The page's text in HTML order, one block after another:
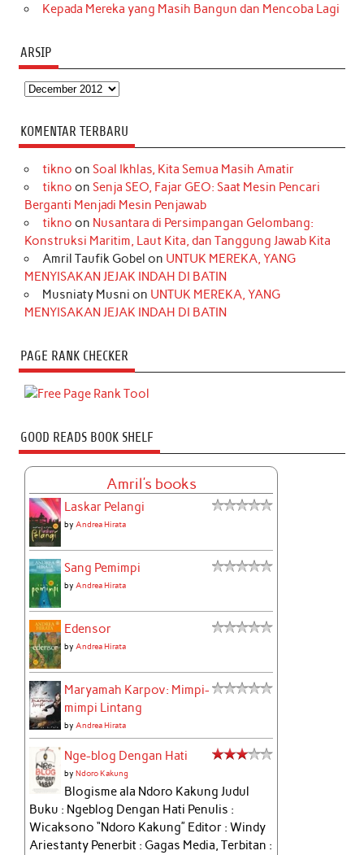
Kepada Mereka yang Masih Bangun dan Mencoba Lagi
ARSIP
Arsip
KOMENTAR TERBARU
tikno on Soal Ikhlas, Kita Semua Masih Amatir
tikno on Senja SEO, Fajar GEO: Saat Mesin Pencari
Berganti Menjadi Mesin Penjawab
tikno on Nusantara di Persimpangan Gelombang:
Konstruksi Maritim, Laut Kita, dan Tanggung Jawab Kita
Amril Taufik Gobel on UNTUK MEREKA, YANG
MENYISAKAN JEJAK INDAH DI BATIN
Musniaty Musni on UNTUK MEREKA, YANG
MENYISAKAN JEJAK INDAH DI BATIN
PAGE RANK CHECKER
GOOD READS BOOK SHELF
Amril's books
Laskar Pelangi
byAndrea Hirata
Sang Pemimpi
byAndrea Hirata
Edensor
byAndrea Hirata
Maryamah Karpov: Mimpi-
mimpi Lintang
byAndrea Hirata
Nge-blog Dengan Hati
byNdoro Kakung
Blogisme ala Ndoro Kakung Judul
Buku : Ngeblog Dengan Hati Penulis :
Wicaksono “Ndoro Kakung” Editor : Windy
Ariestanty Penerbit : Gagas Media, Terbitan :